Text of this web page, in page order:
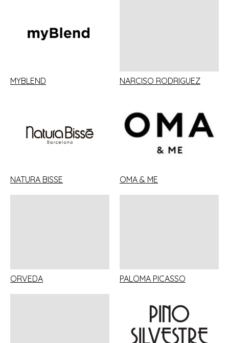
MYBLEND NARCISO RODRIGUEZ
NATURA BISSE OMA & ME
ORVEDA PALOMA PICASSO